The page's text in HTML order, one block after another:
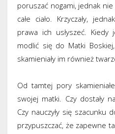
poruszać nogami, jednak nie
całe ciało. Krzyczały,
prawa ich usłyszeć. Kiedy
modlić się do Matki
skamieniały im również
Od tamtej pory
swojej matki. Czy dostały
Czy nauczyły się szacunku
przypuszczać, że zapewne